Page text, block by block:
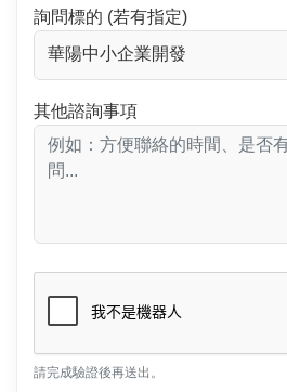
詢問標的 (若有指定)
其他諮詢事項
請完成驗證後再送出。